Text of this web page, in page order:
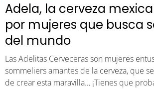
Adela, la cerveza
por mujeres que busca
del mundo
Las Adelitas Cerveceras son mujeres
sommeliers amantes de la cerveza, que
de crear esta maravilla… ¡Tienes que